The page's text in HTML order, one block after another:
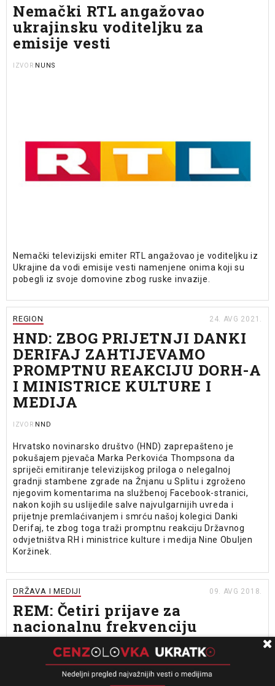
Nemački RTL angažovao
ukrajinsku voditeljku za
emisije vesti
IZVOR NUNS
Nemački televizijski emiter RTL angažovao je voditeljku iz
Ukrajine da vodi emisije vesti namenjene onima koji su
pobegli iz svoje domovine zbog ruske invazije.
REGION 24. AVG 2021.
HND: ZBOG PRIJETNJI DANKI
DERIFAJ ZAHTIJEVAMO
PROMPTNU REAKCIJU DORH-A
I MINISTRICE KULTURE I
MEDIJA
IZVOR NND
Hrvatsko novinarsko društvo (HND) zaprepašteno je
pokušajem pjevača Marka Perkovića Thompsona da
spriječi emitiranje televizijskog priloga o nelegalnoj
gradnji stambene zgrade na Žnjanu u Splitu i zgroženo
njegovim komentarima na službenoj Facebook-stranici,
nakon kojih su uslijedile salve najvulgarnijih uvreda i
prijetnje premlaćivanjem i smrću našoj kolegici Danki
Derifaj, te zbog toga traži promptnu reakciju Državnog
odvjetništva RH i ministrice kulture i medija Nine Obuljen
Koržinek.
DRŽAVA I MEDIJI 09. AVG 2018.
REM: Četiri prijave za
nacionalnu frekvenciju
Danas online
Regulatorno telo za elektronske medije (REM) objavilo je